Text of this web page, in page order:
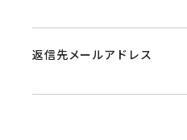
返信先メールアドレス